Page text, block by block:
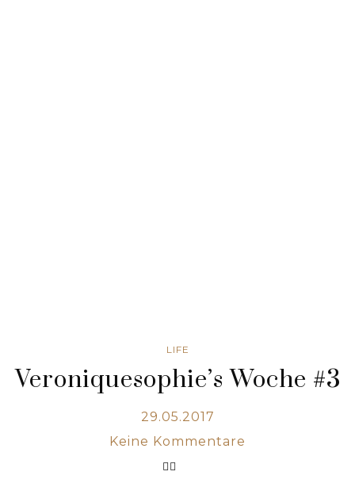
LIFE
Veroniquesophie’s Woche #3
29.05.2017
Keine Kommentare